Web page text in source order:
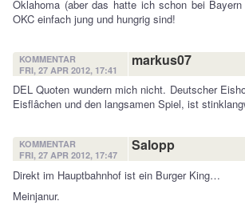
Oklahoma (aber das hatte ich schon bei
OKC einfach jung und hungrig sind!
KOMMENTAR
FRI, 27 APR 2012, 17:41
markus07
DEL Quoten wundern mich nicht. Deutscher
Eisflâchen und den langsamen Spiel, ist
KOMMENTAR
FRI, 27 APR 2012, 17:47
Salopp
Direkt im Hauptbahnhof ist ein Burger King…
Meinjanur.